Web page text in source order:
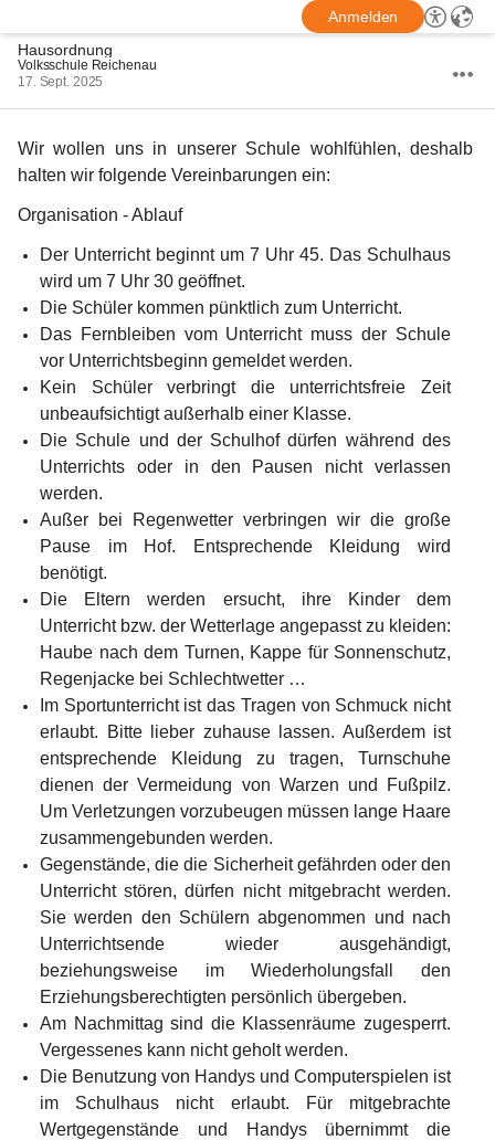
Anmelden
Hausordnung
Volksschule Reichenau
17. Sept. 2025
Wir wollen uns in unserer Schule wohlfühlen, deshalb
halten wir folgende Vereinbarungen ein:
Organisation - Ablauf
Der Unterricht beginnt um 7 Uhr 45. Das Schulhaus
wird um 7 Uhr 30 geöffnet.
Die Schüler kommen pünktlich zum Unterricht.
Das Fernbleiben vom Unterricht muss der Schule
vor Unterrichtsbeginn gemeldet werden.
Kein Schüler verbringt die unterrichtsfreie Zeit
unbeaufsichtigt außerhalb einer Klasse.
Die Schule und der Schulhof dürfen während des
Unterrichts oder in den Pausen nicht verlassen
werden.
Außer bei Regenwetter verbringen wir die große
Pause im Hof. Entsprechende Kleidung wird
benötigt.
Die Eltern werden ersucht, ihre Kinder dem
Unterricht bzw. der Wetterlage angepasst zu kleiden:
Haube nach dem Turnen, Kappe für Sonnenschutz,
Regenjacke bei Schlechtwetter …
Im Sportunterricht ist das Tragen von Schmuck nicht
erlaubt. Bitte lieber zuhause lassen. Außerdem ist
entsprechende Kleidung zu tragen, Turnschuhe
dienen der Vermeidung von Warzen und Fußpilz.
Um Verletzungen vorzubeugen müssen lange Haare
zusammengebunden werden.
Gegenstände, die die Sicherheit gefährden oder den
Unterricht stören, dürfen nicht mitgebracht werden.
Sie werden den Schülern abgenommen und nach
Unterrichtsende wieder ausgehändigt,
beziehungsweise im Wiederholungsfall den
Erziehungsberechtigten persönlich übergeben.
Am Nachmittag sind die Klassenräume zugesperrt.
Vergessenes kann nicht geholt werden.
Die Benutzung von Handys und Computerspielen ist
im Schulhaus nicht erlaubt. Für mitgebrachte
Wertgegenstände und Handys übernimmt die